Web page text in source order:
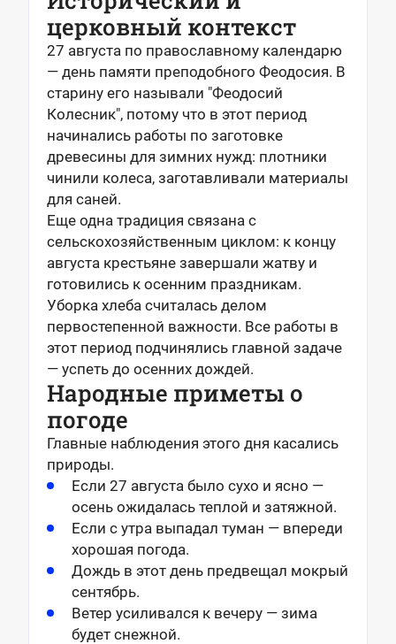
церковный контекст
27 августа по православному календарю
— день памяти преподобного Феодосия. В
старину его называли "Феодосий
Колесник", потому что в этот период
начинались работы по заготовке
древесины для зимних нужд: плотники
чинили колеса, заготавливали материалы
для саней.
Еще одна традиция связана с
сельскохозяйственным циклом: к концу
августа крестьяне завершали жатву и
готовились к осенним праздникам.
Уборка хлеба считалась делом
первостепенной важности. Все работы в
этот период подчинялись главной задаче
— успеть до осенних дождей.
Народные приметы о
погоде
Главные наблюдения этого дня касались
природы.
Если 27 августа было сухо и ясно —
осень ожидалась теплой и затяжной.
Если с утра выпадал туман — впереди
хорошая погода.
Дождь в этот день предвещал мокрый
сентябрь.
Ветер усиливался к вечеру — зима
будет снежной.